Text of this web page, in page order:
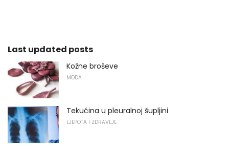
Last updated posts
Kožne broševe
MODA
Tekućina u pleuralnoj šupljini
LJEPOTA I ZDRAVLJE